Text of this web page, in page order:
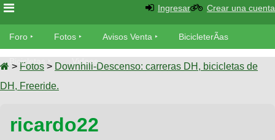
Foro
Foro
TÃ©cnica
Fotos
tu foto
Ingresar Crear una cuenta
Foro Fotos Avisos Venta BicicleterÃ­as
Bicicletas Videos
> Fotos > Downhill-Descenso: carreras DH, bicicletas de
DH, Freeride.
ricardo22